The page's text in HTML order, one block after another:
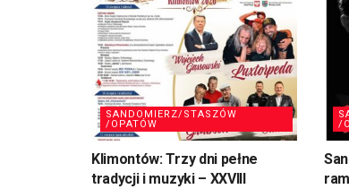
SANDOMIERZ/STASZÓW
/OPATÓW
Klimontów: Trzy dni pełne
tradycji i muzyki – XXVIII
/